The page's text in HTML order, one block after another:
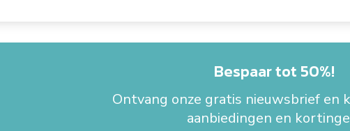
Bespaar tot 50%!
Ontvang onze gratis nieuwsbrief en
aanbiedingen en